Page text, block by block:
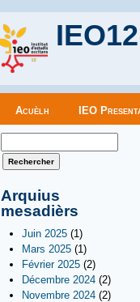
Menu principal
Acuèlh IEO
Formulaire de
Arquius
mesadièrs
Juin 2025 (1)
Mars 2025 (1)
Février 2025 (2)
Décembre 2024 (2)
Novembre 2024 (2)